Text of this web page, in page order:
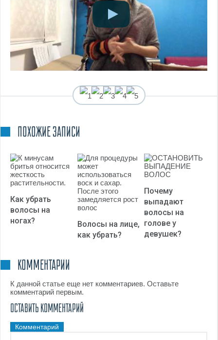
ПОХОЖИЕ ЗАПИСИ
Как убрать
волосы на
ногах?
Волосы на лице,
как убрать?
Почему
выпадают
волосы на
голове у
девушек?
КОММЕНТАРИИ
К данной статье еще нет комментариев. Оставьте
комментарий первым.
ОСТАВИТЬ КОММЕНТАРИЙ
Комментарий